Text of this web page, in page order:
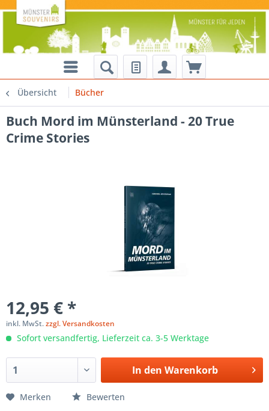
Übersicht Bücher
Buch Mord im Münsterland - 20 True
Crime Stories
12,95 € *
inkl. MwSt.zzgl. Versandkosten
Sofort versandfertig, Lieferzeit ca. 3-5 Werktage
In den Warenkorb
Merken Bewerten